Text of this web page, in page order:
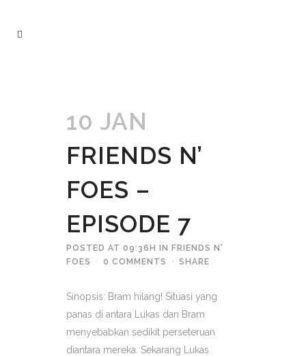
10 JAN
FRIENDS N’
FOES –
EPISODE 7
POSTED AT 09:36H IN
FRIENDS N'
FOES
0 COMMENTS SHARE
Sinopsis: Bram hilang! Situasi yang
panas di antara Lukas dan Bram
menyebabkan sedikit perseteruan
diantara mereka. Sekarang Lukas